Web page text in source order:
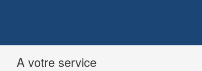
A votre service